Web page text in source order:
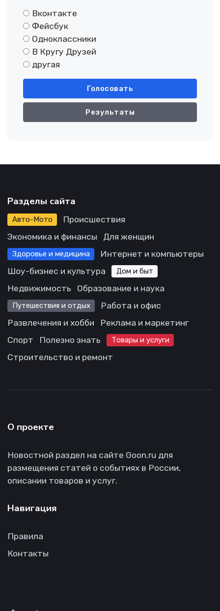
Вконтакте
Фейсбук
Одноклассники
В Кругу Друзей
другая
Голосовать
Результаты
Разделы сайта
Авто-Мото
Происшествия
Экономика и финансы
Для женщин
Здоровье и медицина
Интернет и компьютеры
Шоу-бизнес и культура
Дом и быт
Недвижимость Образование и наука
Путешествия и отдых
Работа и офис
Развлечения и хобби
Реклама и маркетинг
Спорт
Полезно знать Товары и услуги
Строительство и ремонт
О проекте
Новостной раздел на сайте Goon.ru для
размещения статей о событиях в России,
описании товаров и услуг.
Навигация
Правила
Контакты